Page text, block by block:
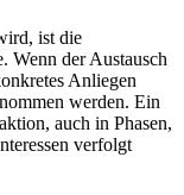
ist die
Wenn der Austausch
Anliegen
werden. Ein
auch in Phasen,
verfolgt